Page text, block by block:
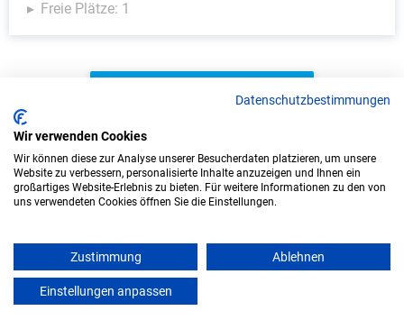
Freie Plätze: 1
Weitere Ausbildungsplätze
Marketing - Ausbildungsplätze
Datenschutzbestimmungen
Wir verwenden Cookies
Wir können diese zur Analyse unserer Besucherdaten platzieren, um unsere
Website zu verbessern, personalisierte Inhalte anzuzeigen und Ihnen ein
großartiges Website-Erlebnis zu bieten. Für weitere Informationen zu den von
uns verwendeten Cookies öffnen Sie die Einstellungen.
Zustimmung Ablehnen
Einstellungen anpassen